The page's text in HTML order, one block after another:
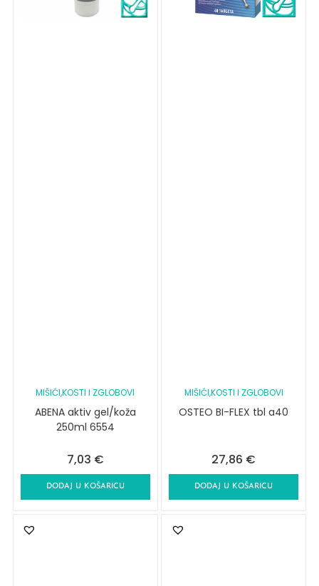
MIŠIĆI,KOSTI I ZGLOBOVI
ABENA aktiv gel/koža
250ml 6554
7,03 €
DODAJ U KOŠARICU
MIŠIĆI,KOSTI I ZGLOBOVI
OSTEO BI-FLEX tbl a40
27,86 €
DODAJ U KOŠARICU